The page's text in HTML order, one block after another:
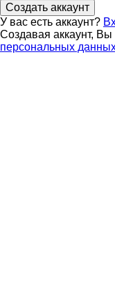
Создать аккаунт
У вас есть аккаунт?
Создавая аккаунт,
персональных